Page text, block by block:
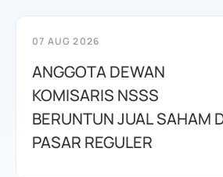
07 AUG 2026
ANGGOTA DEWAN
KOMISARIS NSSS
BERUNTUN JUAL SAHAM
PASAR REGULER